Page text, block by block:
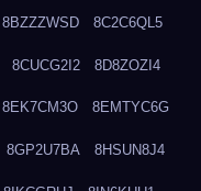
8BZZZWSD 8C2C6QL5
8CUCG2I2 8D8ZOZI4
8EK7CM3O 8EMTYC6G
8GP2U7BA 8HSUN8J4